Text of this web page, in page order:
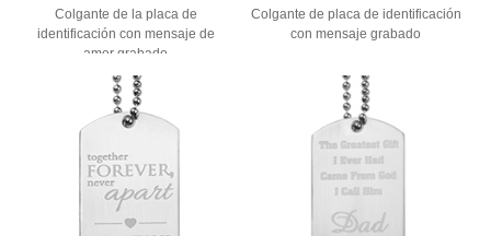
Colgante de la placa de
identificación con mensaje de
amor grabado
Colgante de placa de identificación
con mensaje grabado